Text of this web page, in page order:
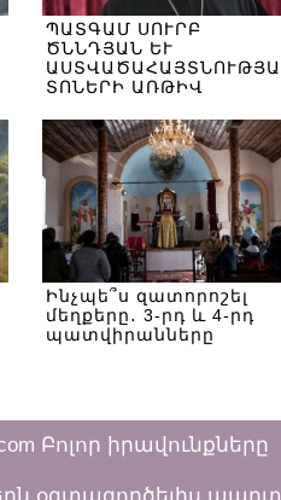
ՊԱՏԳԱՄ ՍՈՒՐԲ
ԾՆՆԴՅԱՆ ԵՒ
ՏՈՆԵՐԻ ԱՌԹԻՎ
Ինչպե՞ս զատորոշել
մեղքերը․ 3-րդ և 4-րդ
պատվիրանները
Բոլոր իրավունքները